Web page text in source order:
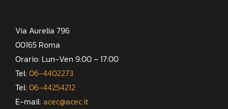
Via Aurelia 796
00165 Roma
Orario: Lun-Ven 9:00 – 17:00
Tel: 06-4402273
Tel: 06-44254212
E-mail: acec@acec.it